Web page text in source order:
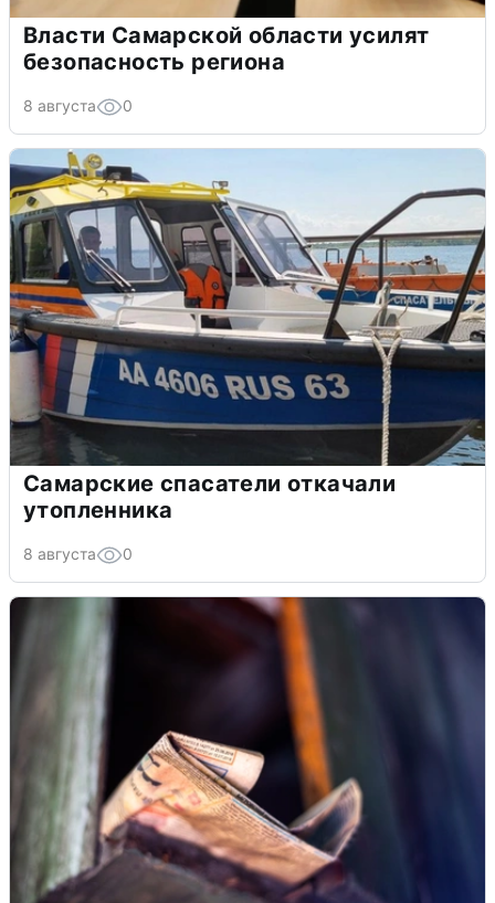
Власти Самарской области усилят
безопасность региона
8 августа 0
Самарские спасатели откачали
утопленника
8 августа 0